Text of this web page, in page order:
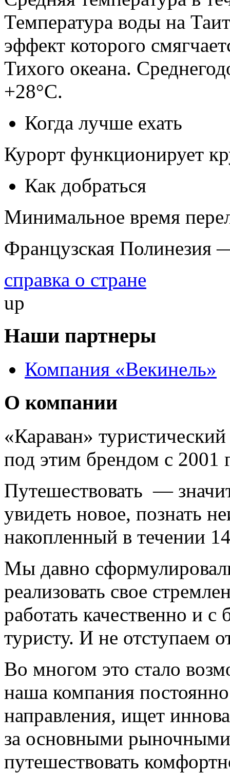
Температура воды на
эффект которого
Тихого океана.
+28°C.
Когда лучше ехать
Курорт функционирует
Как добраться
Минимальное время
Французская Полинезия
справка о стране
up
Наши партнеры
Компания «Векинель»
О компании
«Караван»
под этим брендом с 2001
Путешествовать —
увидеть новое, познать
накопленный в течении
Мы давно
реализовать свое
работать качественно и
туристу. И не отступаем
Во многом это стало
наша компания
направления, ищет
за основными
путешествовать